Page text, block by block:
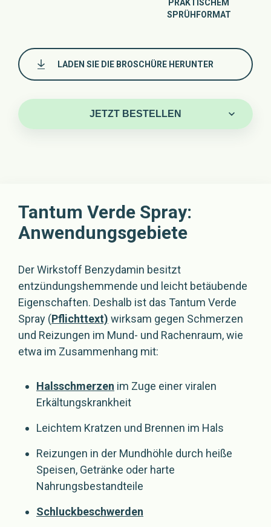
PRAKTISCHEM
SPRÜHFORMAT
LADEN SIE DIE BROSCHÜRE HERUNTER
JETZT BESTELLEN
Tantum Verde Spray:
Anwendungsgebiete
Der Wirkstoff Benzydamin besitzt
entzündungshemmende und leicht betäubende
Eigenschaften. Deshalb ist das Tantum Verde
Spray (Pflichttext) wirksam gegen Schmerzen
und Reizungen im Mund- und Rachenraum, wie
etwa im Zusammenhang mit:
Halsschmerzen im Zuge einer viralen
Erkältungskrankheit
Leichtem Kratzen und Brennen im Hals
Reizungen in der Mundhöhle durch heiße
Speisen, Getränke oder harte
Nahrungsbestandteile
Schluckbeschwerden